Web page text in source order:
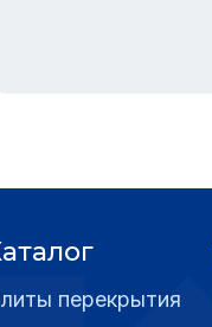
перекрытия